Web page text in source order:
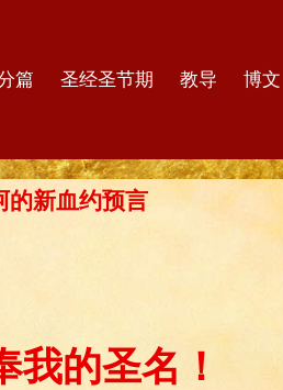
篇 圣经圣节期 教导 博文
新血约预言
的圣名！